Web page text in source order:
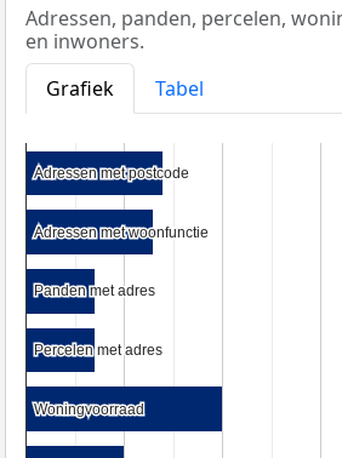
Adressen, panden, percelen,
en inwoners.
Grafiek
Tabel
Adressen met postcode
Adressen met postcode
Adressen met woonfunctie
Adressen met woonfunctie
Panden met adres
Panden met adres
Percelen met adres
Percelen met adres
Woningvoorraad
Woningvoorraad